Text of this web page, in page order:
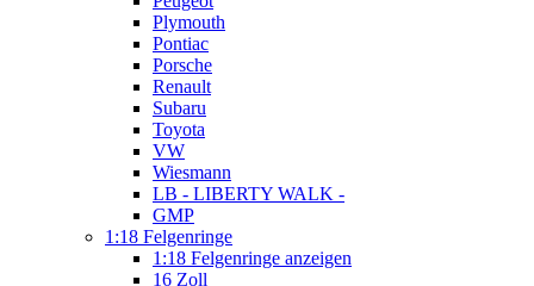
Plymouth
Pontiac
Porsche
Renault
Subaru
Toyota
VW
Wiesmann
LB - LIBERTY WALK -
GMP
1:18 Felgenringe
1:18 Felgenringe anzeigen
16 Zoll